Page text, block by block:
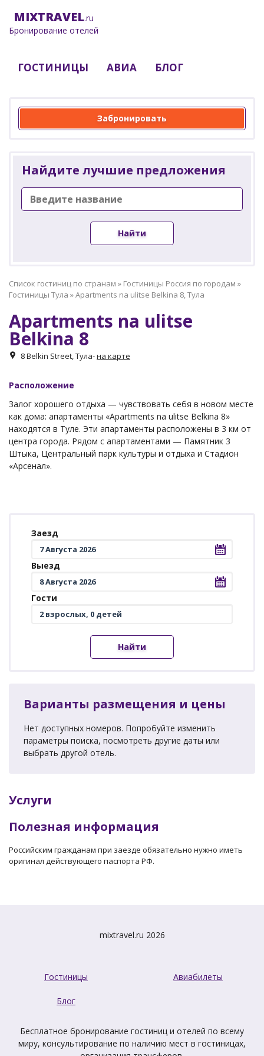
MIXTRAVEL.ru
Бронирование отелей
ГОСТИНИЦЫ АВИА БЛОГ
Забронировать
Найдите лучшие предложения
Найти
Список гостиниц по странам » Гостиницы Россия по городам »
Гостиницы Тула »Apartments na ulitse Belkina 8, Тула
Apartments na ulitse
Belkina 8
8 Belkin Street, Тула-на карте
Расположение
Залог хорошего отдыха — чувствовать себя в новом месте
как дома: апартаменты «Apartments na ulitse Belkina 8»
находятся в Туле. Эти апартаменты расположены в 3 км от
центра города. Рядом с апартаментами — Памятник 3
Штыка, Центральный парк культуры и отдыха и Стадион
«Арсенал».
Заезд
Выезд
Гости
Найти
Варианты размещения и цены
Нет доступных номеров. Попробуйте изменить
параметры поиска, посмотреть другие даты или
выбрать другой отель.
Услуги
Полезная информация
Российским гражданам при заезде обязательно нужно иметь
оригинал действующего паспорта РФ.
mixtravel.ru 2026
Гостиницы Авиабилеты
Блог
Бесплатное бронирование гостиниц и отелей по всему
миру, консультирование по наличию мест в гостиницах,